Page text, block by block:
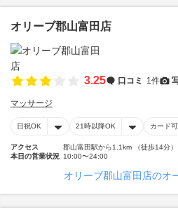
オリーブ郡山富田店
3.25 口コミ 1件
マッサージ
日祝OK 21時以降OK カード可
アクセス
郡山富田駅から1.1km （徒歩14分）
本日の営業状況 10:00〜24:00
オリーブ郡山富田店のオ